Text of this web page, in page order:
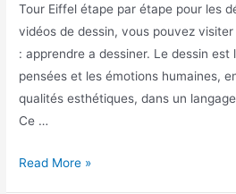
Tour Eiffel étape par étape pour les
vidéos de dessin, vous pouvez
: apprendre a dessiner. Le dessin est
pensées et les émotions humaines,
qualités esthétiques, dans un
Ce …
Comment
Read More »